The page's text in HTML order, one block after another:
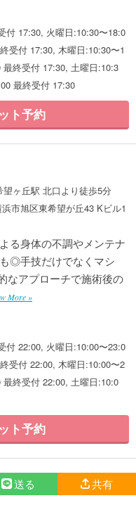
付 17:30, 火曜日:10:30〜18:0
受付 17:30, 木曜日:10:30〜1
終受付 17:30, 土曜日:10:3
最終受付 17:30
ト予約
ヶ丘駅 北口より徒歩5分
市旭区東希望が丘43 Kビル1
る身体の不調やメンテナ
◎手技だけでなくマシ
なアプローチで施術後の
More »
付 22:00, 火曜日:10:00〜23:0
受付 22:00, 木曜日:10:00〜2
終受付 22:00, 土曜日:10:0
ト予約
送る 共有